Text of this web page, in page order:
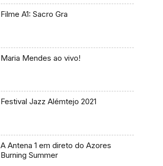
Filme A1: Sacro Gra
Maria Mendes ao vivo!
Festival Jazz Alémtejo 2021
A Antena 1 em direto do Azores
Burning Summer